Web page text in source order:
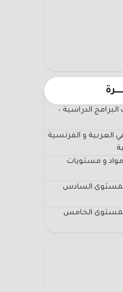
الدراسية –
العربية و الفرنسية
و مستويات
السادس
الخامس